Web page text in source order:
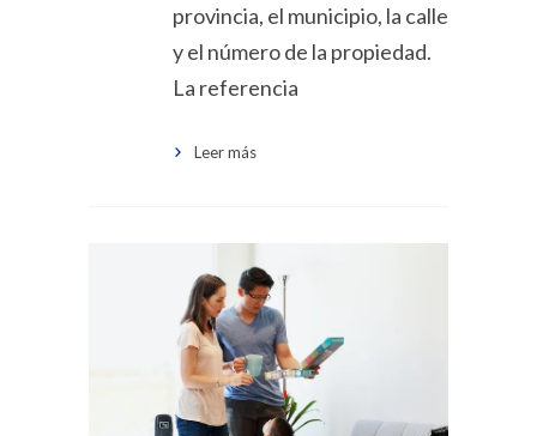
provincia, el municipio, la calle
y el número de la propiedad.
La referencia
Leer más